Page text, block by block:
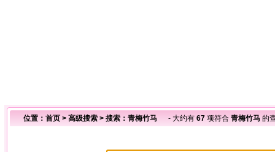
位置： 首页 > 高级搜索 > 搜索：青梅竹马 - 大约有 67 项符合 青梅竹马 的